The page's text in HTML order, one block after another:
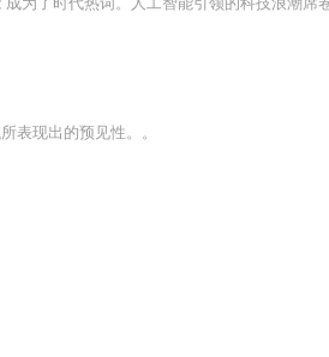
表现出的预见性。。